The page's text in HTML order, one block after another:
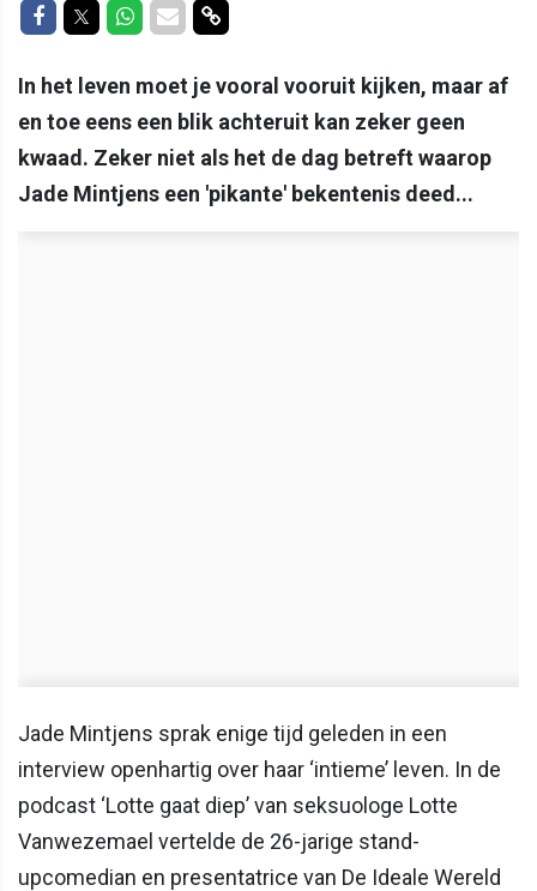
Delen op Facebook
Delen op Twitter
Delen op Whatsapp
Delen via Mail
Delen via link
In het leven moet je vooral vooruit kijken, maar af
en toe eens een blik achteruit kan zeker geen
kwaad. Zeker niet als het de dag betreft waarop
Jade Mintjens een 'pikante' bekentenis deed...
Jade Mintjens sprak enige tijd geleden in een
interview openhartig over haar ‘intieme’ leven. In de
podcast ‘Lotte gaat diep’ van seksuologe Lotte
Vanwezemael vertelde de 26-jarige stand-
upcomedian en presentatrice van De Ideale Wereld